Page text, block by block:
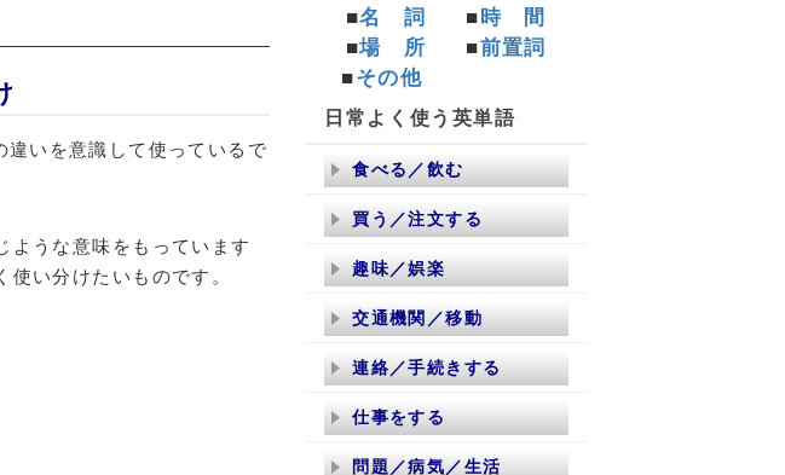
違いを意識して使っているで
ような意味をもっています
い分けたいものです。
■名 詞 ■時 間
■場 所 ■前置詞
■その他
日常よく使う英単語
食べる／飲む
買う／注文する
趣味／娯楽
交通機関／移動
連絡／手続きする
仕事をする
問題／病気／生活